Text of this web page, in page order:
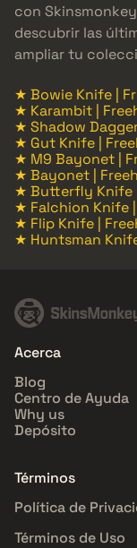
con
descubrir las
ampliar tu
★ Bowie Knife |
★ Karambit |
★ Shadow
★ Gut Knife |
★ M9 Bayonet |
★ Bayonet |
★ Butterfly Knife
★ Falchion Knife
★ Flip Knife |
★ Huntsman
Acerca
Blog
Centro de Ayuda
Why us
Depósito
Términos
Política de
Términos de Uso